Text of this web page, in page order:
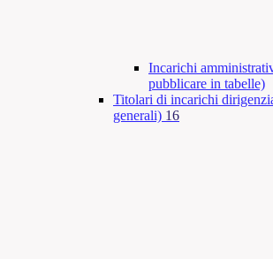
Incarichi
pubblicare in tabelle)
Titolari di incarichi
generali) 16